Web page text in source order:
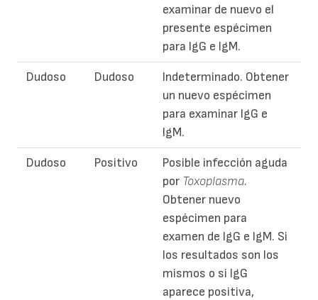
examinar de nuevo el
presente espécimen
para IgG e IgM.
Dudoso Dudoso
Indeterminado. Obtener
un nuevo espécimen
para examinar IgG e
IgM.
Dudoso Positivo
Posible infección aguda
por Toxoplasma.
Obtener nuevo
espécimen para
examen de IgG e IgM. Si
los resultados son los
mismos o si IgG
aparece positiva,